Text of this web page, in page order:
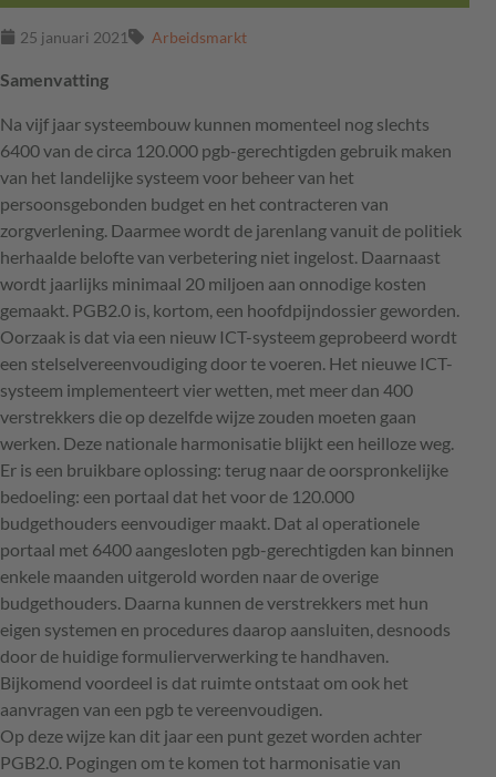
25 januari 2021 Arbeidsmarkt
Samenvatting
Na vijf jaar systeembouw kunnen momenteel nog slechts
6400 van de circa 120.000 pgb-gerechtigden gebruik maken
van het landelijke systeem voor beheer van het
persoonsgebonden budget en het contracteren van
zorgverlening. Daarmee wordt de jarenlang vanuit de politiek
herhaalde belofte van verbetering niet ingelost. Daarnaast
wordt jaarlijks minimaal 20 miljoen aan onnodige kosten
gemaakt. PGB2.0 is, kortom, een hoofdpijndossier geworden.
Oorzaak is dat via een nieuw ICT-systeem geprobeerd wordt
een stelselvereenvoudiging door te voeren. Het nieuwe ICT-
systeem implementeert vier wetten, met meer dan 400
verstrekkers die op dezelfde wijze zouden moeten gaan
werken. Deze nationale harmonisatie blijkt een heilloze weg.
Er is een bruikbare oplossing: terug naar de oorspronkelijke
bedoeling: een portaal dat het voor de 120.000
budgethouders eenvoudiger maakt. Dat al operationele
portaal met 6400 aangesloten pgb-gerechtigden kan binnen
enkele maanden uitgerold worden naar de overige
budgethouders. Daarna kunnen de verstrekkers met hun
eigen systemen en procedures daarop aansluiten, desnoods
door de huidige formulierverwerking te handhaven.
Bijkomend voordeel is dat ruimte ontstaat om ook het
aanvragen van een pgb te vereenvoudigen.
Op deze wijze kan dit jaar een punt gezet worden achter
PGB2.0. Pogingen om te komen tot harmonisatie van